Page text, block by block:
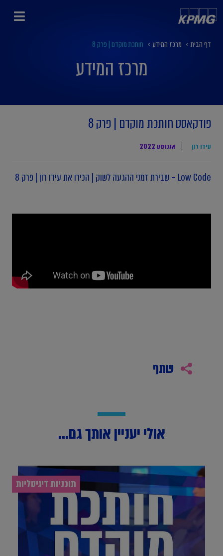
דף הבית > מרכז המידע > חותכת מוקדם | פרק 8
מרכז המידע
פודקאסט חותכת מוקדם | פרק 8
עידו רון אוגוסט 2022
Low Code – שבירת זמני ההגעה לשוק | הכירו את עידו רון | פרק 8
שתף
אולי יעניין אותך גם...
תוכניות דיגיטליות